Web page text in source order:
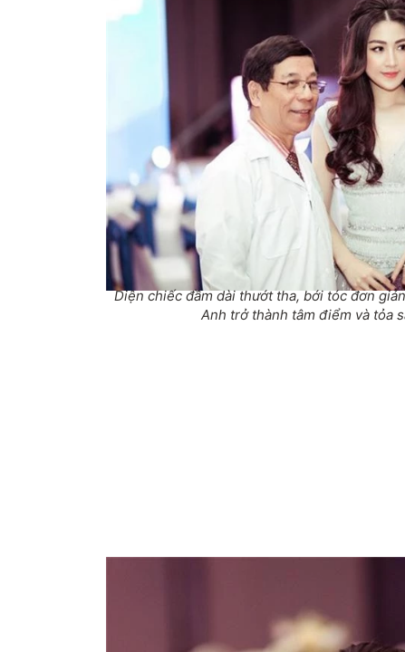
Diện chiếc đầm dài thướt tha, bới tóc đơn
Anh trở thành tâm điểm và tỏa